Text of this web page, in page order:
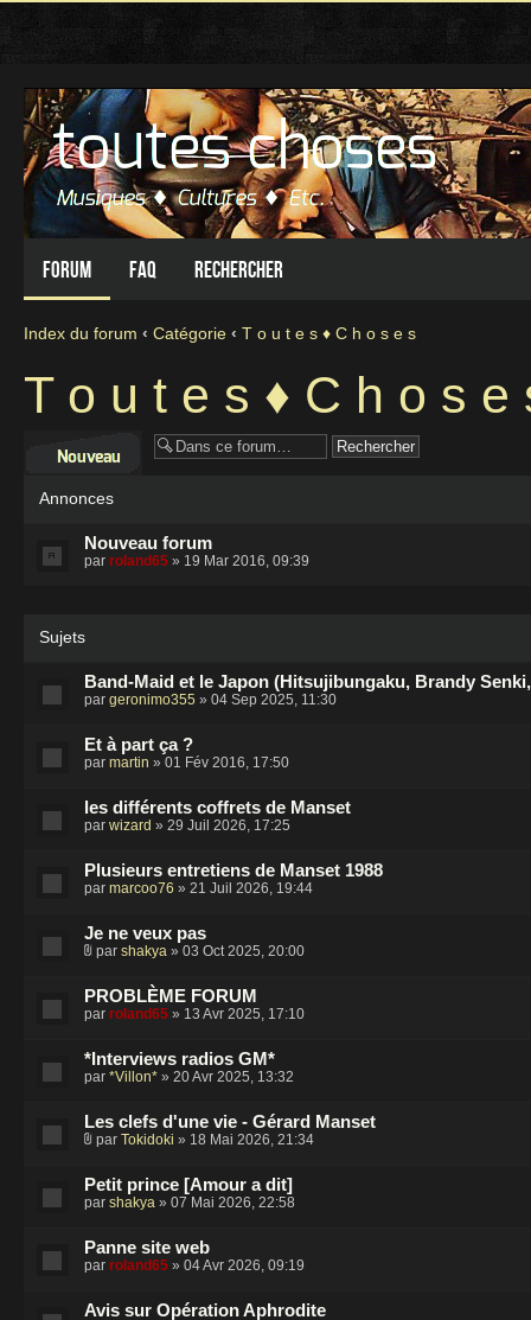
Forum FAQ Rechercher
Index du forum ‹ Catégorie ‹ T o u t e s ♦ C h o s e s
T o u t e s ♦ C h o s e
Annonces
Nouveau forum
par roland65 » 19 Mar 2016, 09:39
Sujets
Band-Maid et le Japon (Hitsujibungaku, Brandy
par geronimo355 » 04 Sep 2025, 11:30
Et à part ça ?
par martin » 01 Fév 2016, 17:50
les différents coffrets de Manset
par wizard » 29 Juil 2026, 17:25
Plusieurs entretiens de Manset 1988
par marcoo76 » 21 Juil 2026, 19:44
Je ne veux pas
par shakya » 03 Oct 2025, 20:00
PROBLÈME FORUM
par roland65 » 13 Avr 2025, 17:10
*Interviews radios GM*
par *Villon* » 20 Avr 2025, 13:32
Les clefs d'une vie - Gérard Manset
par Tokidoki » 18 Mai 2026, 21:34
Petit prince [Amour a dit]
par shakya » 07 Mai 2026, 22:58
Panne site web
par roland65 » 04 Avr 2026, 09:19
Avis sur Opération Aphrodite